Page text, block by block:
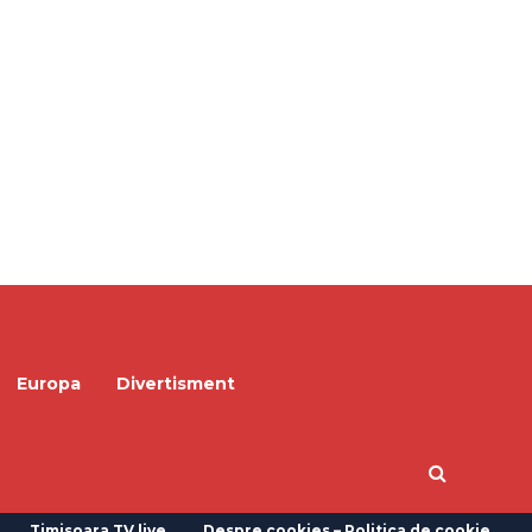
Europa Divertisment